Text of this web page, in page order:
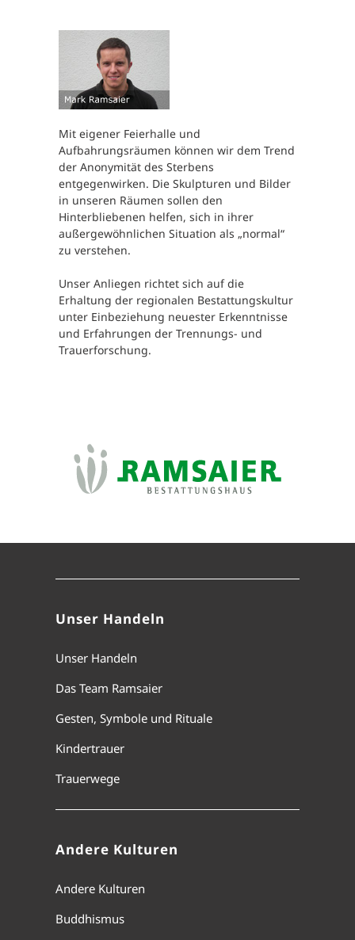
Mit eigener Feierhalle und
Aufbahrungsräumen können wir dem Trend
der Anonymität des Sterbens
entgegenwirken. Die Skulpturen und Bilder
in unseren Räumen sollen den
Hinterbliebenen helfen, sich in ihrer
außergewöhnlichen Situation als „normal“
zu verstehen.
Unser Anliegen richtet sich auf die
Erhaltung der regionalen Bestattungskultur
unter Einbeziehung neuester Erkenntnisse
und Erfahrungen der Trennungs- und
Trauerforschung.
Unser Handeln
Unser Handeln
Das Team Ramsaier
Gesten, Symbole und Rituale
Kindertrauer
Trauerwege
Andere Kulturen
Andere Kulturen
Buddhismus